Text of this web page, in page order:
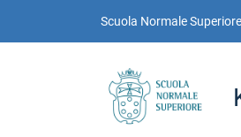
Scuola Normale Superiore